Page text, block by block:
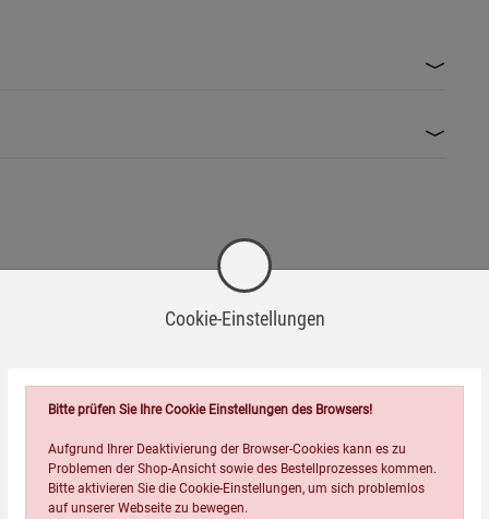
Cookie-Einstellungen
Bitte prüfen Sie Ihre Cookie Einstellungen des Browsers!
Aufgrund Ihrer Deaktivierung der Browser-Cookies kann es zu
Problemen der Shop-Ansicht sowie des Bestellprozesses kommen.
Bitte aktivieren Sie die Cookie-Einstellungen, um sich problemlos
auf unserer Webseite zu bewegen.